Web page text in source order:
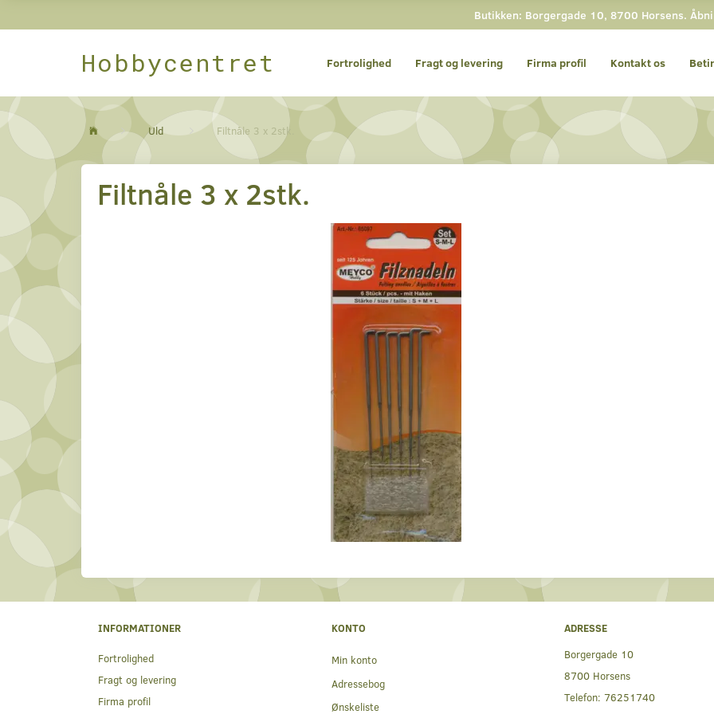
Butikken: Borgergade 10, 8700 Horsens.
Hobbycentret Fortrolighed Fragt og levering Firma profil Kontakt os
Uld Filtnåle 3 x 2stk.
Filtnåle 3 x 2stk.
INFORMATIONER
Fortrolighed
Fragt og levering
Firma profil
KONTO
Min konto
Adressebog
Ønskeliste
ADRESSE
Borgergade 10
8700 Horsens
Telefon: 76251740